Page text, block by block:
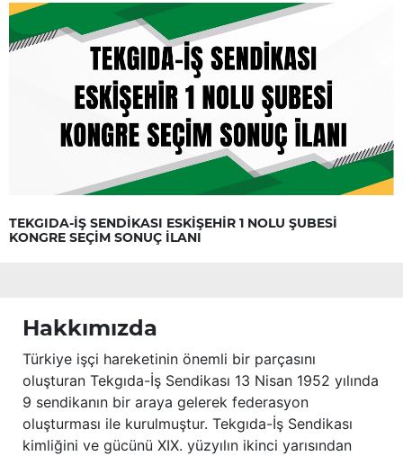
TEKGIDA-İŞ SENDİKASI ESKİŞEHİR 1 NOLU ŞUBESİ
KONGRE SEÇİM SONUÇ İLANI
Hakkımızda
Türkiye işçi hareketinin önemli bir parçasını
oluşturan Tekgıda-İş Sendikası 13 Nisan 1952 yılında
9 sendikanın bir araya gelerek federasyon
oluşturması ile kurulmuştur. Tekgıda-İş Sendikası
kimliğini ve gücünü XIX. yüzyılın ikinci yarısından